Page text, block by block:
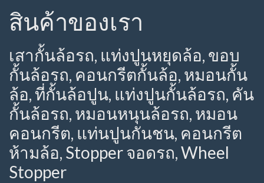
สินค้าของเรา
เสากั้นล้อรถ, แท่งปูนหยุดล้อ, ขอบ
กั้นล้อรถ, คอนกรีตกั้นล้อ, หมอนกั้น
ล้อ, ที่กั้นล้อปูน, แท่งปูนกั้นล้อรถ, คัน
กั้นล้อรถ, หมอนหนุนล้อรถ, หมอน
คอนกรีต, แท่นปูนกันชน, คอนกรีต
ห้ามล้อ, Stopper จอดรถ, Wheel
Stopper